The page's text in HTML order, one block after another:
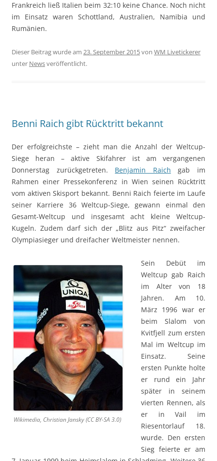
Frankreich ließ Italien beim 32:10 keine Chance. Noch nicht
im Einsatz waren Schottland, Australien, Namibia und
Rumänien.
Dieser Beitrag wurde am 23. September 2015von WM Livetickerer
unter Newsveröffentlicht.
Benni Raich gibt Rücktritt bekannt
Der erfolgreichste – zieht man die Anzahl der Weltcup-
Siege heran – aktive Skifahrer ist am vergangenen
Donnerstag zurückgetreten. Benjamin Raich gab im
Rahmen einer Pressekonferenz in Wien seinen Rücktritt
vom aktiven Skisport bekannt. Benni Raich feierte im Laufe
seiner Karriere 36 Weltcup-Siege, gewann einmal den
Gesamt-Weltcup und insgesamt acht kleine Weltcup-
Kugeln. Zudem darf sich der „Blitz aus Pitz“ zweifacher
Olympiasieger und dreifacher Weltmeister nennen.
Wikimedia, Christian Jansky (CC BY-SA 3.0)
Sein Debüt im
Weltcup gab Raich
im Alter von 18
Jahren. Am 10.
März 1996 war er
beim Slalom von
Kvitfjell zum ersten
Mal im Weltcup im
Einsatz. Seine
ersten Punkte holte
er rund ein Jahr
später in seinem
vierten Rennen, als
er in Vail im
Riesentorlauf 18.
wurde. Den ersten
Sieg feierte er am